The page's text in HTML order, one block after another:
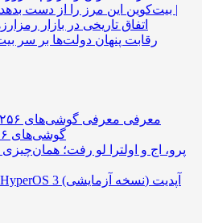
| بیت‌کوین این مرز را از دست
اتفاق تاریخی در بازار
معرفی
گوشی‌های ۲۵۶ گیگ با دوربین قوی